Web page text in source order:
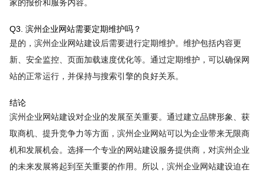
家的报价和服务内容。
Q3. 滨州企业网站需要定期维护吗？
是的，滨州企业网站建设后需要进行定期维护。维护包括内容更
新、安全监控、页面加载速度优化等。通过定期维护，可以确保网
站的正常运行，并保持与搜索引擎的良好关系。
结论
滨州企业网站建设对企业的发展至关重要。通过建立品牌形象、获
取商机、提升竞争力等方面，滨州企业网站可以为企业带来无限商
机和发展机会。选择一个专业的网站建设服务提供商，对滨州企业
的未来发展将起到至关重要的作用。所以，滨州企业网站建设迫在